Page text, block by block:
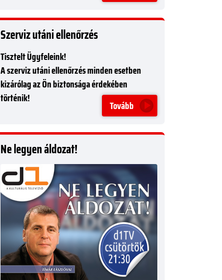
Szerviz utáni ellenőrzés
Tisztelt Ügyfeleink!
A szerviz utáni ellenőrzés minden esetben
kizárólag az Ön biztonsága érdekében
történik!
Tovább
Ne legyen áldozat!